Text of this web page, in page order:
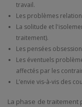
travail.
Les problèmes
La solitude et
traitement).
Les pensées
Les éventuels
affectés par les
L’envie vis-à-vis des
La phase de